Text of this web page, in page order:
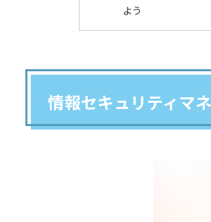
よう
情報セキュリティマ